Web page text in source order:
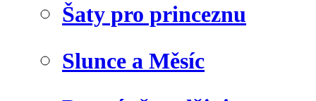
Šaty pro princeznu
Slunce a Měsíc